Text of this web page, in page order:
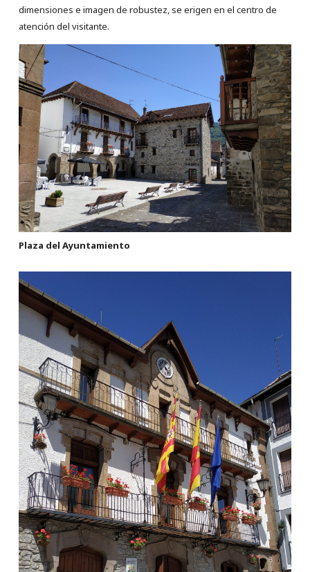
dimensiones e imagen de robustez, se erigen en el centro de
atención del visitante.
Plaza del Ayuntamiento